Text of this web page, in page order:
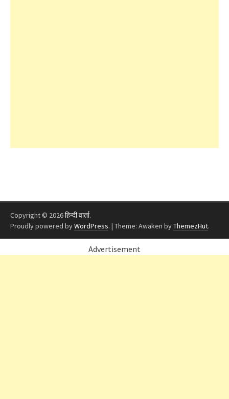
Copyright © 2026हिन्दी वार्ता.
Proudly powered byWordPress. | Theme: Awaken byThemezHut.
Advertisement